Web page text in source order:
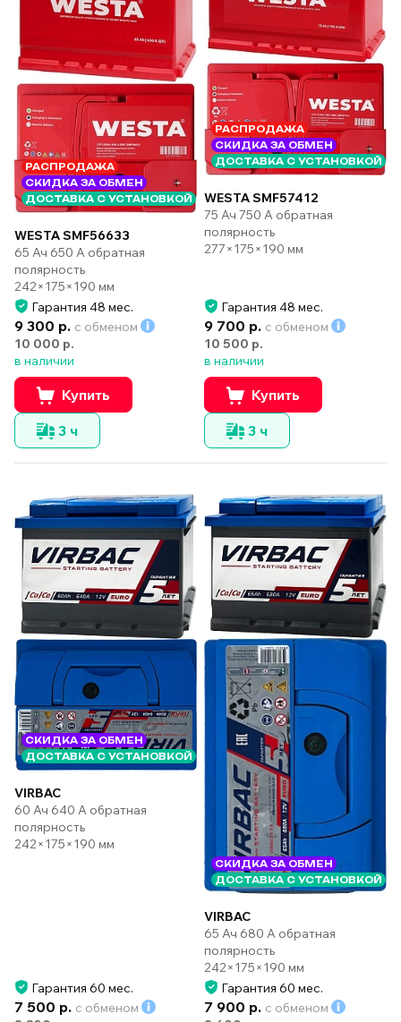
РАСПРОДАЖА
СКИДКА ЗА ОБМЕН
ДОСТАВКА С УСТАНОВКОЙ
WESTA SMF56633
65 Ач 650 А обратная
полярность
242×175×190 мм
Гарантия 48 мес.
9 300 р. с обменом
10 000 р.
в наличии
Купить
3 ч
РАСПРОДАЖА
СКИДКА ЗА ОБМЕН
ДОСТАВКА С УСТАНОВКОЙ
WESTA SMF57412
75 Ач 750 А обратная
полярность
277×175×190 мм
Гарантия 48 мес.
9 700 р. с обменом
10 500 р.
в наличии
Купить
3 ч
СКИДКА ЗА ОБМЕН
ДОСТАВКА С УСТАНОВКОЙ
VIRBAC
60 Ач 640 А обратная
полярность
242×175×190 мм
Гарантия 60 мес.
7 500 р. с обменом
СКИДКА ЗА ОБМЕН
ДОСТАВКА С УСТАНОВКОЙ
VIRBAC
65 Ач 680 А обратная
полярность
242×175×190 мм
Гарантия 60 мес.
7 900 р. с обменом